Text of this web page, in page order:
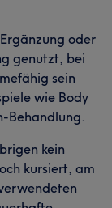
oder
genutzt, bei
sein
wie Body
Behandlung.
kein
kursiert, am